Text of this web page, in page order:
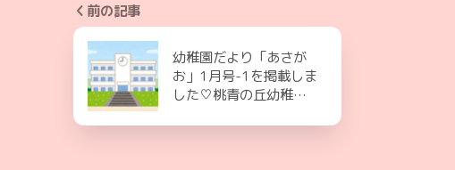
前の記事
幼稚園だより「あさが
お」1月号-1を掲載しま
した♡桃青の丘幼稚…